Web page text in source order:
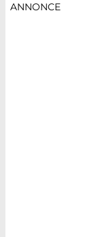
ANNONCE